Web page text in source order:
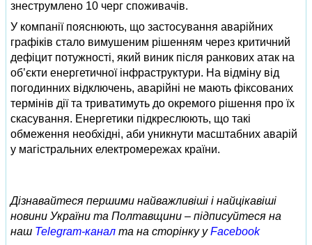
знеструмлено 10 черг споживачів.
У компанії пояснюють, що застосування аварійних
графіків стало вимушеним рішенням через критичний
дефіцит потужності, який виник після ранкових атак на
об’єкти енергетичної інфраструктури. На відміну від
погодинних відключень, аварійні не мають фіксованих
термінів дії та триватимуть до окремого рішення про їх
скасування. Енергетики підкреслюють, що такі
обмеження необхідні, аби уникнути масштабних аварій
у магістральних електромережах країни.
Дізнавайтеся першими найважливіші і найцікавіші
новини України та Полтавщини – підписуйтеся на
наш Telegram-канал та на сторінку уFacebook